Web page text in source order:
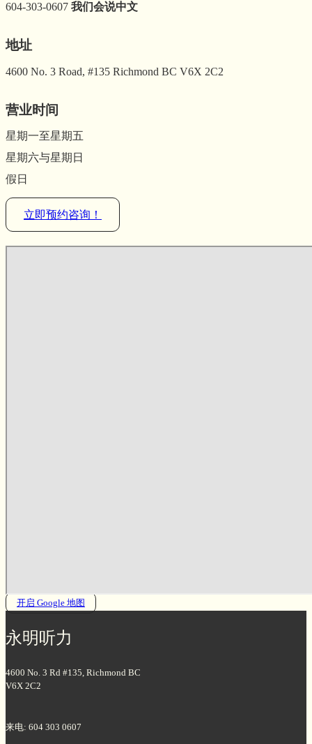
604-303-0607 我们会说中文
地址
4600 No. 3 Road, #135 Richmond BC V6X 2C2
营业时间
星期一至星期五
星期六与星期日
假日
立即预约咨询！
开启 Google 地图
永明听力
4600 No. 3 Rd #135, Richmond BC
V6X 2C2
来电: 604 303 0607